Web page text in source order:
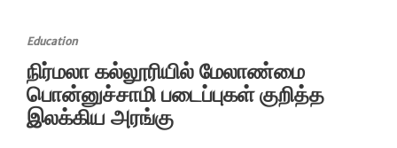
Education
நிர்மலா கல்லூரியில் மேலாண்மை
பொன்னுச்சாமி படைப்புகள் குறித்த
இலக்கிய அரங்கு